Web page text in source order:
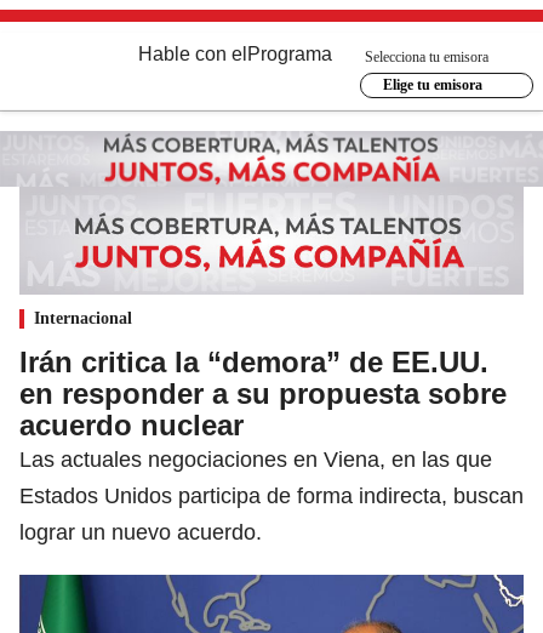
Hable con el Programa
Selecciona tu emisora
Elige tu emisora
Internacional
Irán critica la “demora” de EE.UU.
en responder a su propuesta sobre
acuerdo nuclear
Las actuales negociaciones en Viena, en las que
Estados Unidos participa de forma indirecta, buscan
lograr un nuevo acuerdo.